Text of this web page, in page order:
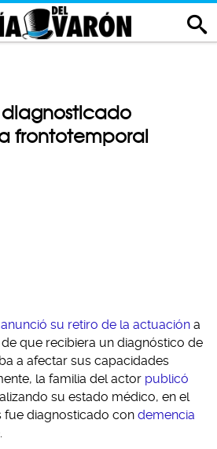
diagnosticado
frontotemporal
anunció su retiro de la actuación a
que recibiera un diagnóstico de
a afectar sus capacidades
la familia del actor publicó
su estado médico, en el
fue diagnosticado con demencia